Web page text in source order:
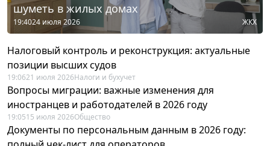
шуметь в жилых домах
19:4024 июля 2026 ЖКХ
Налоговый контроль и реконструкция: актуальные
позиции высших судов
19:0621 июля 2026Налоги и бухучет
Вопросы миграции: важные изменения для
иностранцев и работодателей в 2026 году
19:0515 июля 2026Общество
Документы по персональным данным в 2026 году: